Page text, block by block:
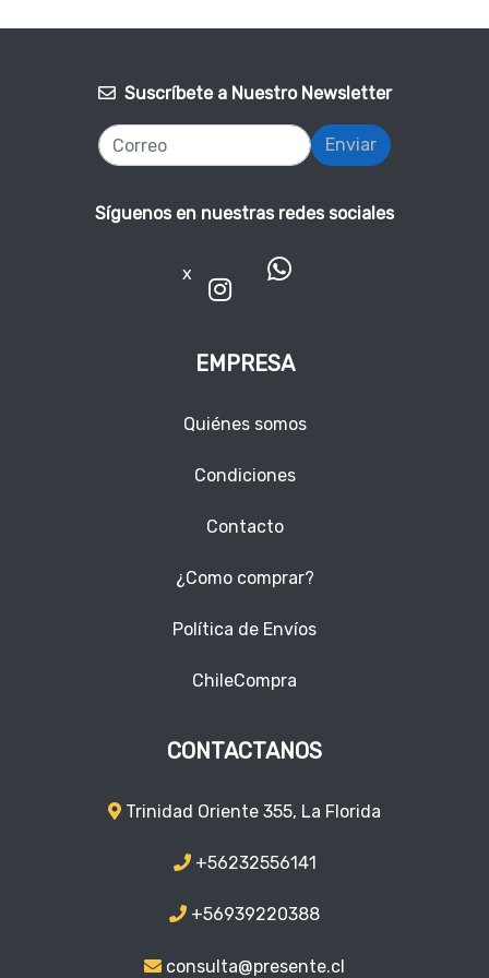
Suscríbete a Nuestro Newsletter
Enviar
Síguenos en nuestras redes sociales
x
EMPRESA
Quiénes somos
Condiciones
Contacto
¿Como comprar?
Política de Envíos
ChileCompra
CONTACTANOS
Trinidad Oriente 355, La Florida
+56232556141
+56939220388
consulta@presente.cl